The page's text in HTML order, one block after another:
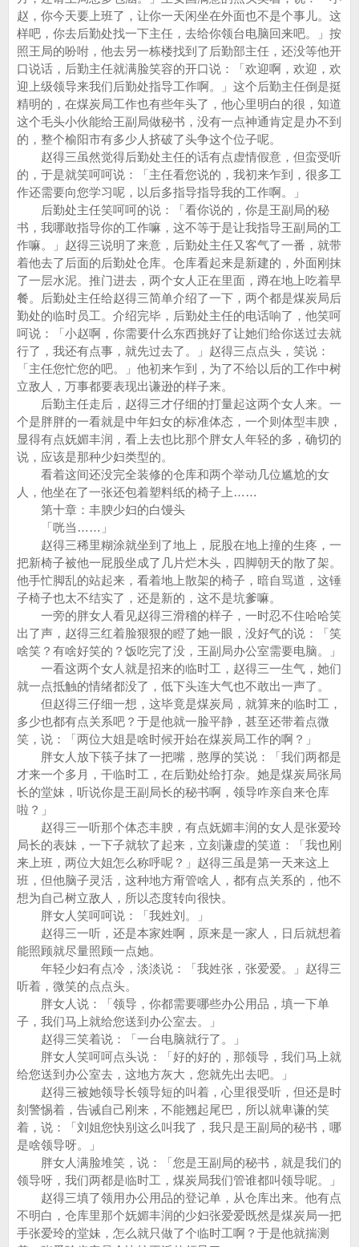
赵，你今天要上班了，让你一天闲坐在外面也不是个事儿。这
样吧，你去后勤处找一下主任，去给你领台电脑回来吧。」按
照王局的吩咐，他去另一栋楼找到了后勤部主任，还没等他开
口说话，后勤主任就满脸笑容的开口说：「欢迎啊，欢迎，欢
迎上级领导来我们后勤处指导工作啊。」这个后勤主任倒是挺
精明的，在煤炭局工作也有些年头了，他心里明白的很，知道
这个毛头小伙能给王副局做秘书，没有一点神通肯定是办不到
的，整个榆阳市有多少人挤破了头争这个位子呢。
赵得三虽然觉得后勤处主任的话有点虚情假意，但蛮受听
的，于是就笑呵呵说：「主任看您说的，我初来乍到，很多工
作还需要向您学习呢，以后多指导指导我的工作啊。」
后勤处主任笑呵呵的说：「看你说的，你是王副局的秘
书，我哪敢指导你的工作嘛，这不等于是让我指导王副局的工
作嘛。」赵得三说明了来意，后勤处主任又客气了一番，就带
着他去了后面的后勤处仓库。仓库看起来是新建的，外面刚抹
了一层水泥。推门进去，两个女人正在里面，蹲在地上吃着早
餐。后勤处主任给赵得三简单介绍了一下，两个都是煤炭局后
勤处的临时员工。介绍完毕，后勤处主任的电话响了，他笑呵
呵说：「小赵啊，你需要什么东西挑好了让她们给你送过去就
行了，我还有点事，就先过去了。」赵得三点点头，笑说：
「主任您忙您的吧。」他初来乍到，为了不给以后的工作中树
立敌人，万事都要表现出谦逊的样子来。
后勤主任走后，赵得三才仔细的打量起这两个女人来。一
个是胖胖的一看就是中年妇女的标准体态，一个则体型丰腴，
显得有点妩媚丰润，看上去也比那个胖女人年轻的多，确切的
说，应该是那种少妇类型的。
看着这间还没完全装修的仓库和两个举动几位尴尬的女
人，他坐在了一张还包着塑料纸的椅子上……
第十章：丰腴少妇的白馒头
「咣当……」
赵得三稀里糊涂就坐到了地上，屁股在地上撞的生疼，一
把新椅子被他一屁股坐成了几片烂木头，四脚朝天的散了架。
他手忙脚乱的站起来，看着地上散架的椅子，暗自骂道，这锤
子椅子也太不结实了，还是新的，这不是坑爹嘛。
一旁的胖女人看见赵得三滑稽的样子，一时忍不住哈哈笑
出了声，赵得三红着脸狠狠的瞪了她一眼，没好气的说：「笑
啥笑？有啥好笑的？饭吃完了没，王副局办公室需要电脑。」
一看这两个女人就是招来的临时工，赵得三一生气，她们
就一点抵触的情绪都没了，低下头连大气也不敢出一声了。
但赵得三仔细一想，这毕竟是煤炭局，就算来的临时工，
多少也都有点关系吧？于是他就一脸平静，甚至还带着点微
笑，说：「两位大姐是啥时候开始在煤炭局工作的啊？」
胖女人放下筷子抹了一把嘴，憨厚的笑说：「我们两都是
才来一个多月，干临时工，在后勤处给打杂。她是煤炭局张局
长的堂妹，听说你是王副局长的秘书啊，领导咋亲自来仓库
啦？」
赵得三一听那个体态丰腴，有点妩媚丰润的女人是张爱玲
局长的表妹，一下子就软了起来，立刻谦虚的笑道：「我也刚
来上班，两位大姐怎么称呼呢？」赵得三虽是第一天来这上
班，但他脑子灵活，这种地方甭管啥人，都有点关系的，他不
想为自己树立敌人，所以态度转向很快。
胖女人笑呵呵说：「我姓刘。」
赵得三一听，还是本家姓啊，原来是一家人，日后就想着
能照顾就尽量照顾一点她。
年轻少妇有点冷，淡淡说：「我姓张，张爱爱。」赵得三
听着，微笑的点点头。
胖女人说：「领导，你都需要哪些办公用品，填一下单
子，我们马上就给您送到办公室去。」
赵得三笑着说：「一台电脑就行了。」
胖女人笑呵呵点头说：「好的好的，那领导，我们马上就
给您送到办公室去，这地方灰大，您就先出去吧。」
赵得三被她领导长领导短的叫着，心里很受听，但还是时
刻警惕着，告诫自己刚来，不能翘起尾巴，所以就卑谦的笑
着，说：「刘姐您快别这么叫我了，我只是王副局的秘书，哪
是啥领导呀。」
胖女人满脸堆笑，说：「您是王副局的秘书，就是我们的
领导呀，我们两都是临时工，煤炭局我们管谁都叫领导呢。」
赵得三填了领用办公用品的登记单，从仓库出来。他有点
不明白，仓库里那个妩媚丰润的少妇张爱爱既然是煤炭局一把
手张爱玲的堂妹，怎么就只做了个临时工啊？于是他就揣测